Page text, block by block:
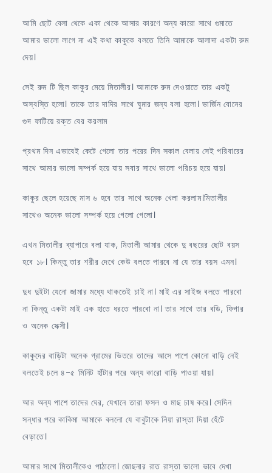
আমি ছোট বেলা থেকে একা থেকে আসার কারণে অন্য কারো সাথে গুমাতে
আমার ভালো লাগে না এই কথা কাকুকে বলতে তিনি আমাকে আলাদা একটা রুম
দেয়।
সেই রুম টি ছিল কাকুর মেয়ে মিতালীর। আমাকে রুম দেওয়াতে তার একটু
অস্বস্তি হলো। তাকে তার দাদির সাথে ঘুমার জন্য বলা হলো। ভার্জিন বোনের
গুদ ফাটিয়ে রক্ত বের করলাম
প্রথম দিন এভাবেই কেটে গেলো তার পরের দিন সকাল বেলায় সেই পরিবারের
সাথে আমার ভালো সম্পর্ক হয়ে যায় সবার সাথে ভালো পরিচয় হয়ে যায়।
কাকুর ছেলে হয়েছে মাস ৬ হবে তার সাথে অনেক খেলা করলাম।মিতালীর
সাথেও অনেক ভালো সম্পর্ক হয়ে গেলো গেলো।
এখন মিতালীর ব্যাপারে বলা যাক, মিতালী আমার থেকে দু বছরের ছোট বয়স
হবে ১৮। কিন্তু তার শরীর দেখে কেউ বলতে পারবে না যে তার বয়স এমন।
দুধ দুইটা যেনো জামার মধ্যে থাকতেই চাই না। মাই এর সাইজ বলতে পারবো
না কিন্তু একটা মাই এক হাতে ধরতে পারবো না। তার সাথে তার বডি, ফিগার
ও অনেক সেক্সী।
কাকুদের বাড়িটা অনেক গ্রামের ভিতরে তাদের আসে পাশে কোনো বাড়ি নেই
বলতেই চলে ৪-৫ মিনিট হাঁটার পরে অন্য কারো বাড়ি পাওয়া যায়।
আর অন্য পাশে তাদের ঘের, যেখানে তারা ফসল ও মাছ চাষ করে। সেদিন
সন্ধার পরে কাকিমা আমাকে বললো যে বাবুটাকে নিয়া রাস্তা দিয়া হেঁটে
বেড়াতে।
আমার সাথে মিতালীকেও পাঠালো। জোছনার রাত রাস্তা ভালো ভাবে দেখা